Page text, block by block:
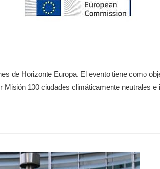
de Horizonte Europa. El evento tiene como
100 ciudades climáticamente neutrales